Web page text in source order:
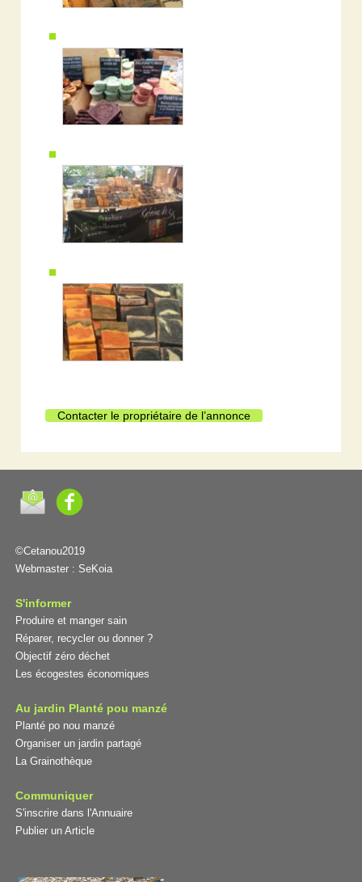
Contacter le propriétaire de l’annonce
©Cetanou2019
Webmaster : SeKoia
S'informer
Produire et manger sain
Réparer, recycler ou donner ?
Objectif zéro déchet
Les écogestes économiques
Au jardin Planté pou manzé
Planté po nou manzé
Organiser un jardin partagé
La Grainothèque
Communiquer
S'inscrire dans l'Annuaire
Publier un Article